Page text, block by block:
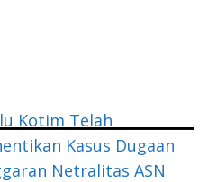
Kotim Telah
Kasus Dugaan
Netralitas ASN